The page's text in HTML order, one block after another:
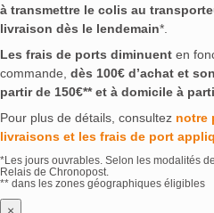
à transmettre le colis au
livraison dès le lendemain*.
Les frais de ports diminuent en
commande, dès 100€ d’achat et
partir de 150€** et à domicile à
Pour plus de détails, consultez notre
livraisons et les frais de port
*Les jours ouvrables. Selon les modalités
Relais de Chronopost.
** dans les zones géographiques éligibles